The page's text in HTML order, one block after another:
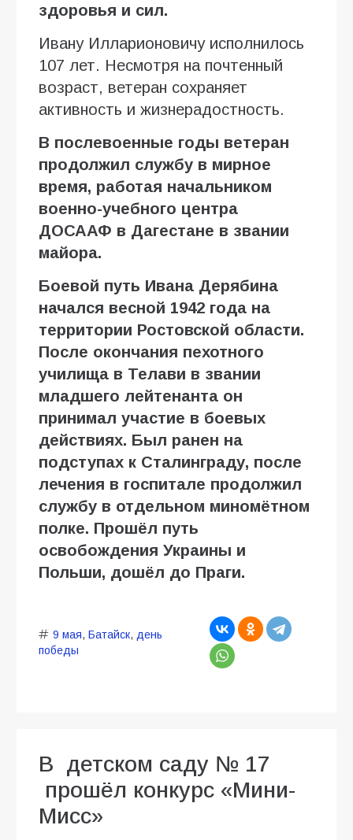
здоровья и сил.
Ивану Илларионовичу исполнилось
107 лет. Несмотря на почтенный
возраст, ветеран сохраняет
активность и жизнерадостность.
В послевоенные годы ветеран
продолжил службу в мирное
время, работая начальником
военно-учебного центра
ДОСААФ в Дагестане в звании
майора.
Боевой путь Ивана Дерябина
начался весной 1942 года на
территории Ростовской области.
После окончания пехотного
училища в Телави в звании
младшего лейтенанта он
принимал участие в боевых
действиях. Был ранен на
подступах к Сталинграду, после
лечения в госпитале продолжил
службу в отдельном миномётном
полке. Прошёл путь
освобождения Украины и
Польши, дошёл до Праги.
9 мая, Батайск, день
победы
В детском саду № 17
прошёл конкурс «Мини-
Мисс»